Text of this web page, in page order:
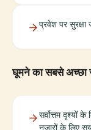
प्रवेश पर सुरक्षा
घूमने का सबसे अच्छा
सर्वोत्तम दृश्यों
नज़ारों के लिए